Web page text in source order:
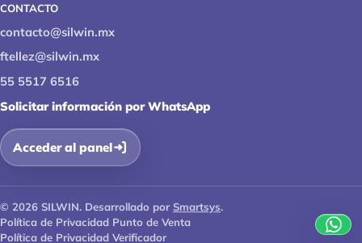
CONTACTO
contacto@silwin.mx
ftellez@silwin.mx
55 5517 6516
Solicitar información por WhatsApp
Acceder al panel
© 2026 SILWIN. Desarrollado por Smartsys.
Política de Privacidad Punto de Venta
Política de Privacidad Verificador